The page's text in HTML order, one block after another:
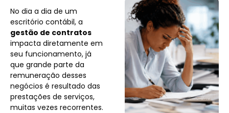
No dia a dia de um
escritório contábil, a
gestão de contratos
impacta diretamente em
seu funcionamento, já
que grande parte da
remuneração desses
negócios é resultado das
prestações de serviços,
muitas vezes recorrentes.